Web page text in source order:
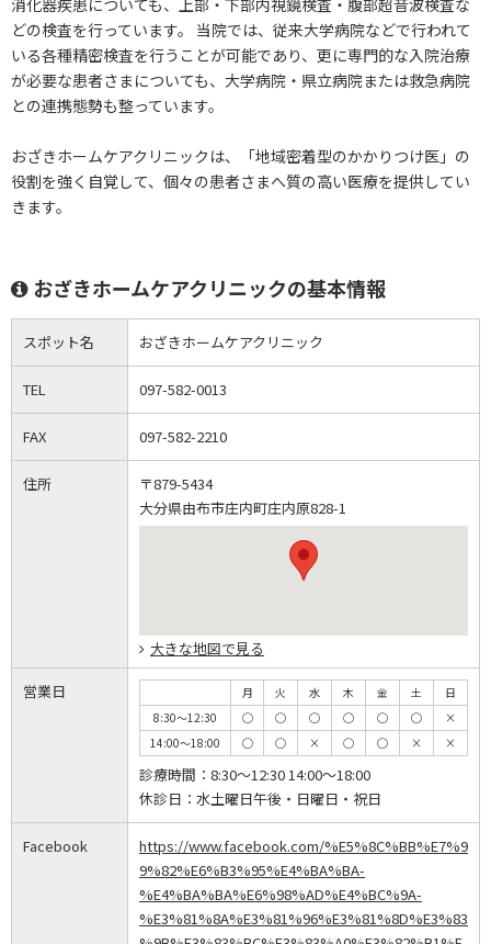
消化器疾患についても、上部・下部内視鏡検査・腹部超音波検査な
どの検査を行っています。 当院では、従来大学病院などで行われて
いる各種精密検査を行うことが可能であり、更に専門的な入院治療
が必要な患者さまについても、大学病院・県立病院または救急病院
との連携態勢も整っています。
おざきホームケアクリニックは、「地域密着型のかかりつけ医」の
役割を強く自覚して、個々の患者さまへ質の高い医療を提供してい
きます。
おざきホームケアクリニックの基本情報
スポット名 おざきホームケアクリニック
TEL 097-582-0013
FAX 097-582-2210
住所
〒879-5434
大分県由布市庄内町庄内原828-1
大きな地図で見る
営業日 月 火 水 木 金 土
日
8:30～12:30
◯ ◯ ◯ ◯ ◯ ◯
×
14:00～18:00
◯ ◯ × ◯ ◯ × ×
診療時間： 8:30～12:30 14:00～18:00
休診日： 水土曜日午後・日曜日・祝日
Facebook
https://www.facebook.com/%E5%8C%BB%E7%9
9%82%E6%B3%95%E4%BA%BA-
%E4%BA%BA%E6%98%AD%E4%BC%9A-
%E3%81%8A%E3%81%96%E3%81%8D%E3%83